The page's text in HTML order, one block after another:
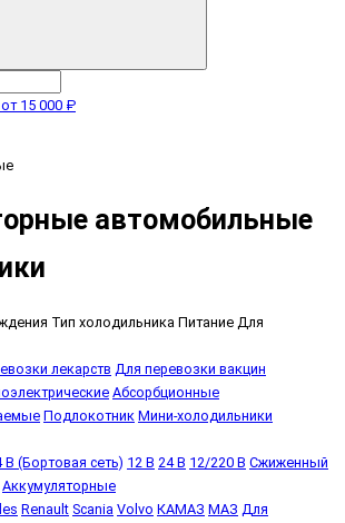
15 000 ₽
автомобильные
Тип холодильника Питание Для
лекарств Для перевозки вакцин
Абсорбционные
Подлокотник Мини-холодильники
В (Бортовая сеть) 12 В 24 В 12/220 В Сжиженный
Аккумуляторные
Renault Scania Volvo КАМАЗ МАЗ Для